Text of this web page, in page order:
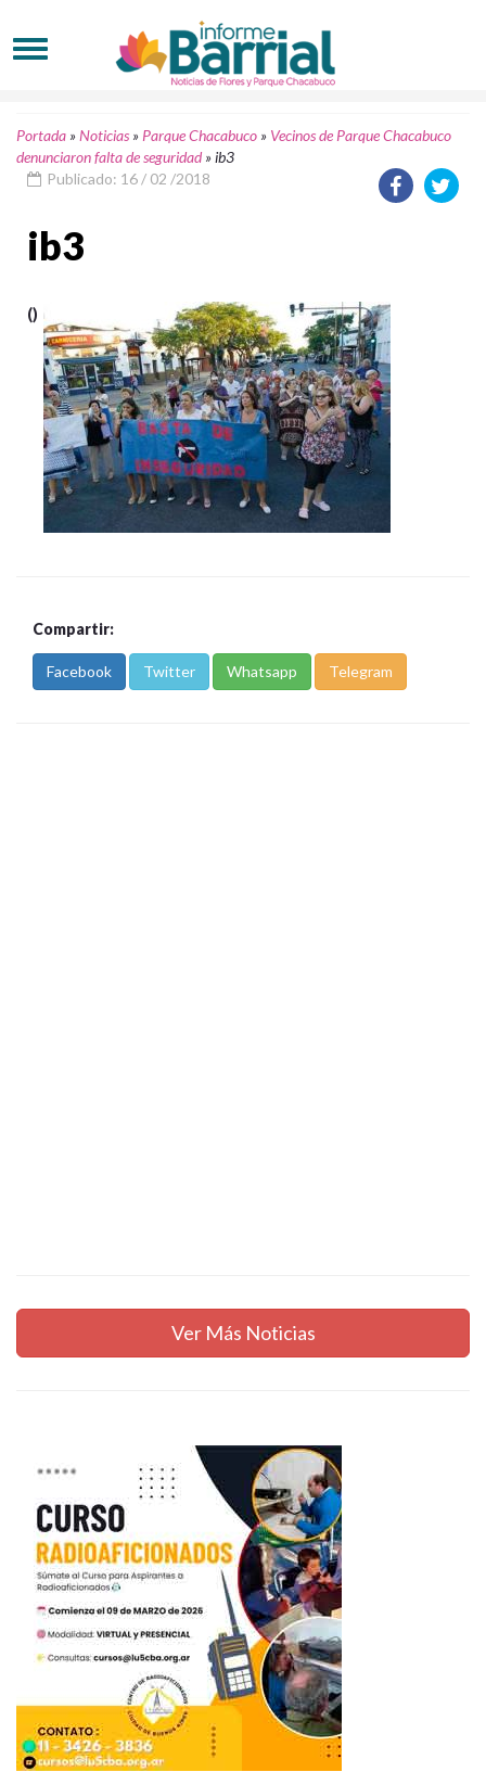
Portada »Noticias » Parque Chacabuco » Vecinos de Parque Chacabuco
denunciaron falta de seguridad»ib3
Publicado: 16 / 02 /2018
ib3
()
Compartir:
Facebook Twitter Whatsapp Telegram
Ver Más Noticias